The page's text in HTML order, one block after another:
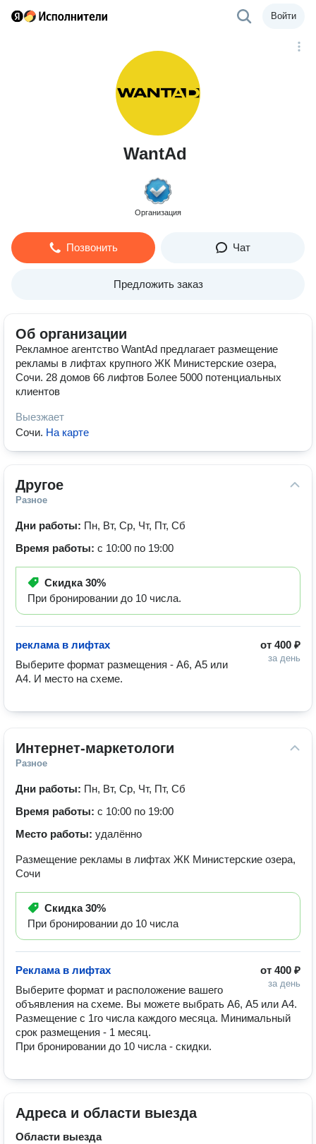
Войти
WantAd
Организация
Позвонить Чат
Предложить заказ
Об организации
Рекламное агентство WantAd предлагает размещение
рекламы в лифтах крупного ЖК Министерские озера,
Сочи. 28 домов 66 лифтов Более 5000 потенциальных
клиентов
Выезжает
Сочи. На карте
Другое
Разное
Дни работы: Пн, Вт, Ср, Чт, Пт, Сб
Время работы: с 10:00 по 19:00
Скидка30%
При бронировании до 10 числа.
от 400 ₽
за день
реклама в лифтах
Выберите формат размещения - А6, А5 или
А4. И место на схеме.
Интернет-маркетологи
Разное
Дни работы: Пн, Вт, Ср, Чт, Пт, Сб
Время работы: с 10:00 по 19:00
Место работы: удалённо
Размещение рекламы в лифтах ЖК Министерские озера,
Сочи
Скидка30%
При бронировании до 10 числа
от 400 ₽
за день
Реклама в лифтах
Выберите формат и расположение вашего
объявления на схеме. Вы можете выбрать А6, А5 или А4.
Размещение с 1го числа каждого месяца. Минимальный
срок размещения - 1 месяц.
При бронировании до 10 числа - скидки.
Адреса и области выезда
Области выезда